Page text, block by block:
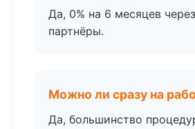
Да, 0% на 6 месяцев
партнёры.
Можно ли сразу на
Да, большинство